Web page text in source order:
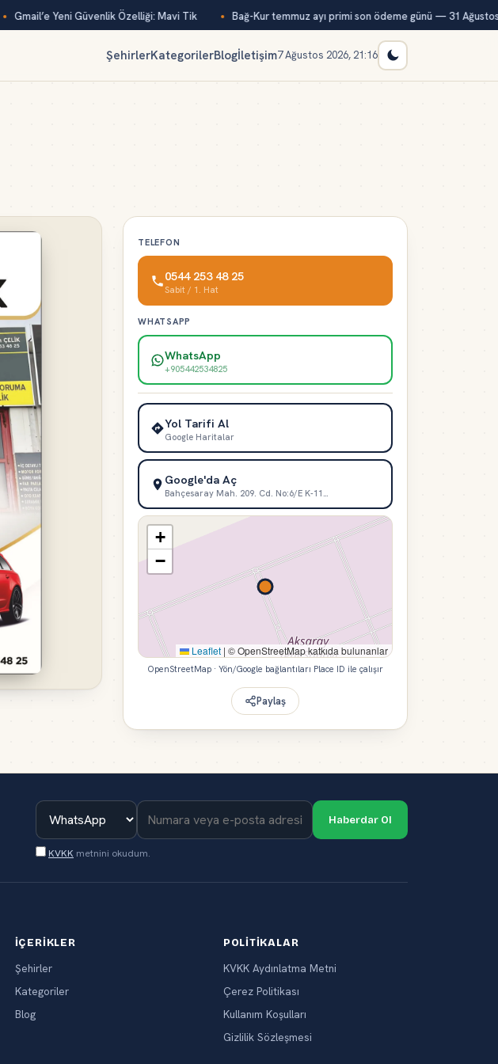
Gmail’e Yeni Güvenlik Özelliği: Mavi Tik Bağ-Kur temmuz ayı primi son ödeme günü — 31 Ağustos
ŞehirlerKategorilerBlogİletişim7 Ağustos 2026, 21:16
TELEFON
0544 253 48 25
Sabit / 1. Hat
WHATSAPP
WhatsApp
+905442534825
Yol Tarifi Al
Google Haritalar
Google'da Aç
Bahçesaray Mah. 209. Cd. No:6/E K-11…
+
−
Leaflet | © OpenStreetMap katkıda bulunanlar
OpenStreetMap · Yön/Google bağlantıları Place ID ile çalışır
Paylaş
Haberdar Ol
KVKK metnini okudum.
İÇERIKLER
Şehirler
Kategoriler
Blog
POLITIKALAR
KVKK Aydınlatma Metni
Çerez Politikası
Kullanım Koşulları
Gizlilik Sözleşmesi